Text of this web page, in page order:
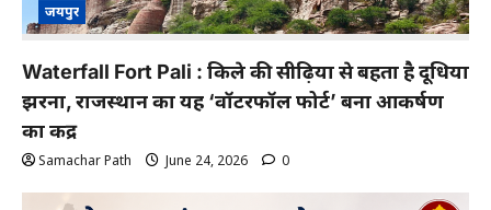
जयपुर
Waterfall Fort Pali : किले की सीढ़ियों से बहता है दूधिया
झरना, राजस्थान का यह ‘वॉटरफॉल फोर्ट’ बना आकर्षण
का केंद्र
Samachar Path June 24, 2026 0